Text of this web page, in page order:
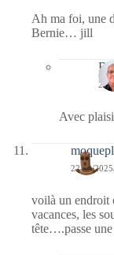
Ah ma foi, une
Bernie… jill
22/
Avec
22/09/
voilà un endroit
vacances, les
tête….passe